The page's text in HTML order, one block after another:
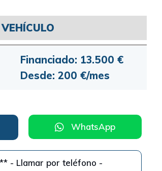
Financiado: 13.500 €
Desde: 200 €/mes
WhatsApp
346 *** *** - Llamar por teléfono -